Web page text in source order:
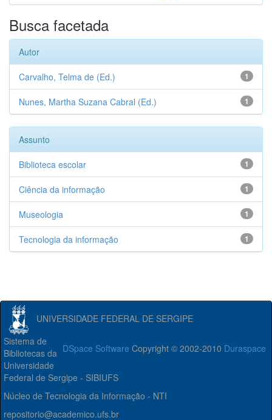
Busca facetada
Autor
1
Carvalho, Telma de (Ed.)
1
Nunes, Martha Suzana Cabral (Ed.)
Assunto
1
Biblioteca escolar
1
Ciência da informação
1
Museologia
1
Tecnologia da informação
UNIVERSIDADE FEDERAL DE SERGIPE
DSpace Software Copyright © 2002-2010 Duraspace
Sistema de
Bibliotecas da
Universidade
Federal de Sergipe - SIBIUFS
Núcleo de Tecnologia da Informação - NTI
repositorio@academico.ufs.br